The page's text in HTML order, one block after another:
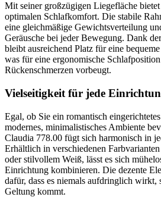
Mit seiner großzügigen Liegefläche
optimalen Schlafkomfort. Die stabile
eine gleichmäßige Gewichtsverteilung
Geräusche bei jeder Bewegung. Dank
bleibt ausreichend Platz für eine
was für eine ergonomische
Rückenschmerzen vorbeugt.
Vielseitigkeit für jede
Egal, ob Sie ein romantisch
modernes, minimalistisches Ambiente
Claudia 778.00 fügt sich harmonisch in
Erhältlich in verschiedenen
oder stilvollem Weiß, lässt es sich
Einrichtung kombinieren. Die dezente
dafür, dass es niemals aufdringlich wirkt,
Geltung kommt.